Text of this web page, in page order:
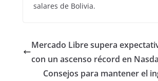
salares de Bolivia.
Mercado Libre supera
con un ascenso récord en
Consejos para mantener el